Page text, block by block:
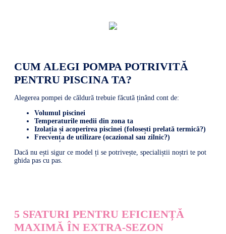
CUM ALEGI POMPA POTRIVITĂ
PENTRU PISCINA TA?
Alegerea pompei de căldură trebuie făcută ținând cont de:
Volumul piscinei
Temperaturile medii din zona ta
Izolația și acoperirea piscinei (folosești prelată termică?)
Frecvența de utilizare (ocazional sau zilnic?)
Dacă nu ești sigur ce model ți se potrivește, specialiștii noștri te pot
ghida pas cu pas.
5 SFATURI PENTRU EFICIENȚĂ
MAXIMĂ ÎN EXTRA-SEZON